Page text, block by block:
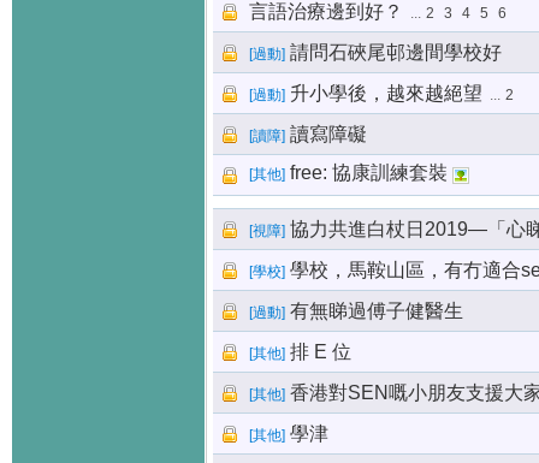
言語治療邊到好？ ... 2 3 4 5 6
[過動] 請問石硤尾邨邊間學校好
[過動] 升小學後，越來越絕望 ... 2
[讀障] 讀寫障礙
[其他] free: 協康訓練套裝
[視障] 協力共進白杖日2019—「心
[學校] 學校，馬鞍山區，有冇適合
[過動] 有無睇過傅子健醫生
[其他] 排 E 位
[其他] 香港對SEN嘅小朋友支援大
[其他] 學津